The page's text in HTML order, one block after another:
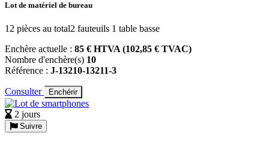
Lot de matériel de bureau
12 pièces au total2 fauteuils 1 table basse
Enchère actuelle : 85 € HTVA (102,85 € TVAC)
Nombre d'enchère(s) 10
Référence : J-13210-13211-3
Consulter Enchérir
2 jours
Suivre